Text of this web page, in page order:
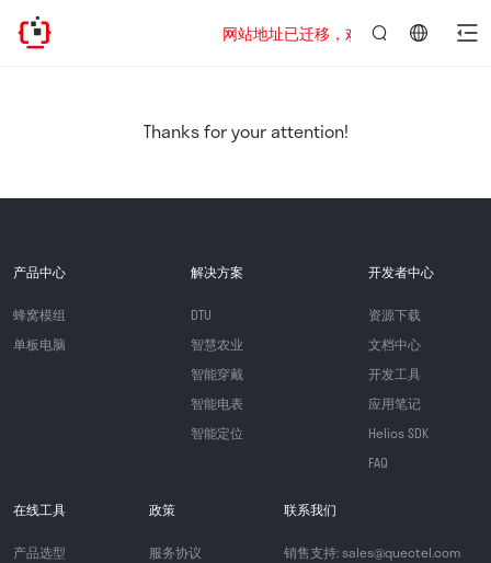
网站地址已迁移，欢迎访问新址：
Thanks for your attention!
产品中心
蜂窝模组
单板电脑
解决方案
DTU
智慧农业
智能穿戴
智能电表
智能定位
开发者中心
资源下载
文档中心
开发工具
应用笔记
Helios SDK
FAQ
在线工具
产品选型
政策
服务协议
联系我们
销售支持: sales@quectel.com